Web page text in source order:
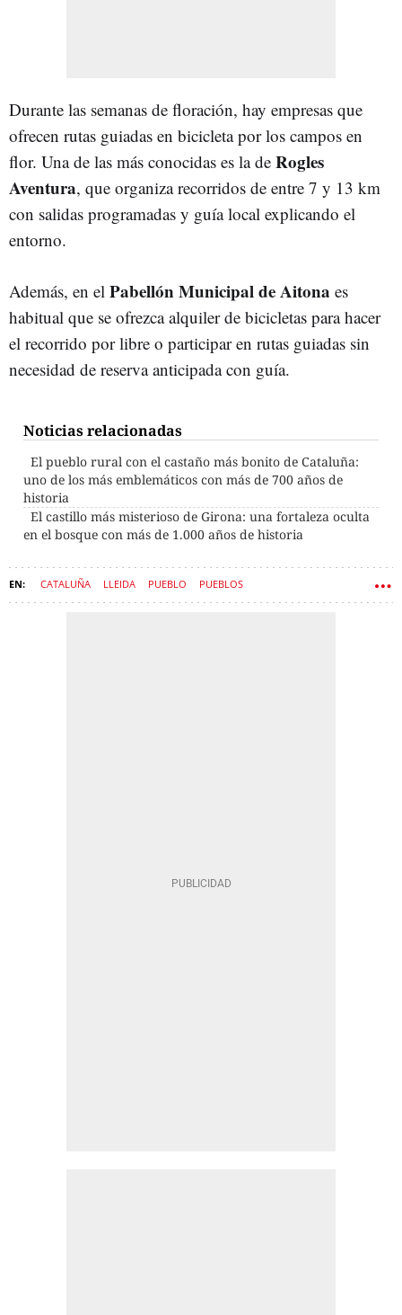
Durante las semanas de floración, hay empresas que
ofrecen rutas guiadas en bicicleta por los campos en
flor. Una de las más conocidas es la de Rogles
Aventura, que organiza recorridos de entre 7 y 13 km
con salidas programadas y guía local explicando el
entorno.
Además, en el Pabellón Municipal de Aitona es
habitual que se ofrezca alquiler de bicicletas para hacer
el recorrido por libre o participar en rutas guiadas sin
necesidad de reserva anticipada con guía.
Noticias relacionadas
El pueblo rural con el castaño más bonito de Cataluña:
uno de los más emblemáticos con más de 700 años de
historia
El castillo más misterioso de Girona: una fortaleza oculta
en el bosque con más de 1.000 años de historia
CATALUÑA LLEIDA PUEBLO PUEBLOS